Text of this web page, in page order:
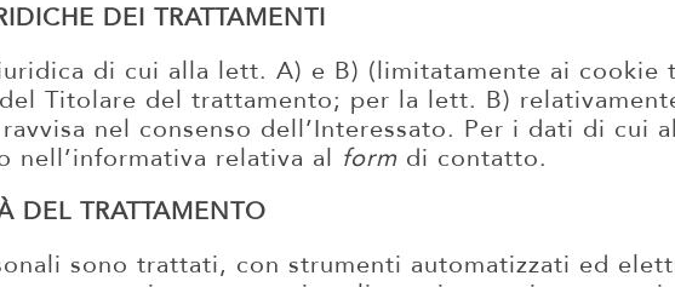
DEI TRATTAMENTI
di cui alla lett. A) e B) (limitatamente ai
Titolare del trattamento; per la lett. B)
nel consenso dell’Interessato. Per i dati di cui
nell’informativa relativa al formdi contatto.
DEL TRATTAMENTO
sono trattati, con strumenti automatizzati ed